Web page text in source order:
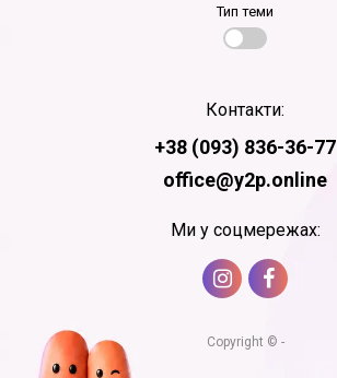
Тип теми
Контакти:
+38 (093) 836-36-77
office@y2p.online
Ми у соцмережах:
Copyright © -